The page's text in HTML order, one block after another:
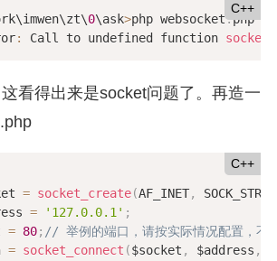
C++
0\ask>php websocket.php
: Call to undefined function
看得出来是socket问题了。再造一
C++
= socket_create(AF_INET,
= '127.0.0.1' ;
= 80; // 举例的端口，请按实际情况配置，不
= socket_connect ($socket , $address ,